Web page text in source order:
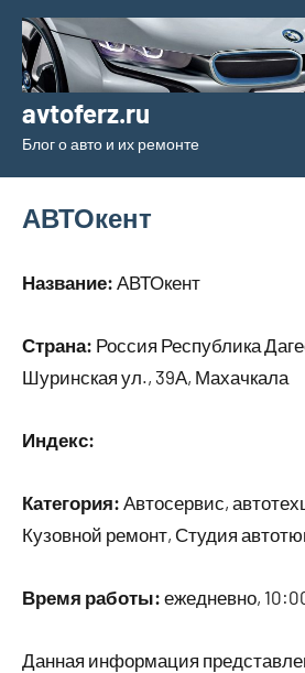
Перейти
содержимому
avtoferz.ru
Блог о авто и их ремонте
АВТОкент
Название: АВТОкент
Страна: Россия Республика
Шуринская ул., 39А, Махачкала
Индекс:
Категория: Автосервис,
Кузовной ремонт, Студия
Время работы: ежедневно,
Данная информация